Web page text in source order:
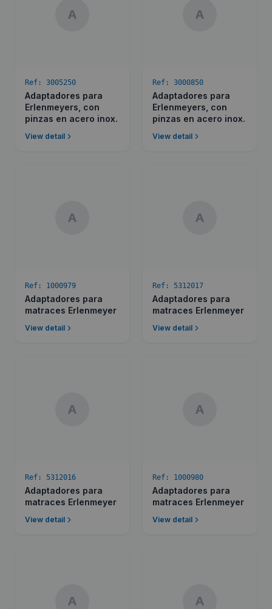
A
Ref: 3005250
Adaptadores para
Erlenmeyers, con
pinzas en acero inox.
View detail
A
Ref: 3000850
Adaptadores para
Erlenmeyers, con
pinzas en acero inox.
View detail
A
Ref: 1000979
Adaptadores para
matraces Erlenmeyer
View detail
A
Ref: 5312017
Adaptadores para
matraces Erlenmeyer
View detail
A
Ref: 5312016
Adaptadores para
matraces Erlenmeyer
View detail
A
Ref: 1000980
Adaptadores para
matraces Erlenmeyer
View detail
A A